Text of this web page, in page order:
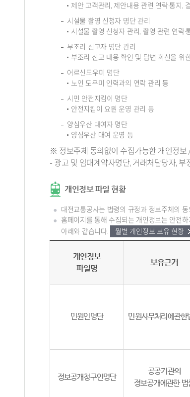
제안 고객관리, 제안내용 관련 연락·통지,
시설물 촬영 신청자 명단 관리
시설물 촬영 신청자 관리, 촬영 관련 연락·
부조리 신고자 명단 관리
부조리 신고 내용 확인 및 답변 회신을 위
어르신도우미 명단
노인 도우미 인력과의 연락 관리 등
시민 안전지킴이 명단
안전지킴이 요원 운영 관리 등
양심우산 대여자 명단
양심우산 대여 운영 등
※ 정보주체 동의없이 수집가능한 개인정보
- 광고 및 임대계약자명단, 거래처담당자,
개인정보 파일 현황
대전교통공사는 법령의 규정과 정보주체의
홈페이지를 통해 수집되는 개인정보는 안전
아래와 같습니다.
월별 개인정보 보유 현황
개인정보
파일명
보유근거
민원인명단 민원사무처리에관한
정보공개청구인명단
공공기관의
정보공개에관한 법